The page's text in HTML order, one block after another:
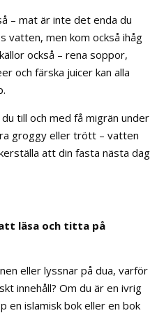
– mat är inte det enda du
vatten, men kom också ihåg
också – rena soppor,
och färska juicer kan alla
till och med få migrän under
groggy eller trött – vatten
att din fasta nästa dag
läsa och titta på
eller lyssnar på dua, varför
innehåll? Om du är en ivrig
en islamisk bok eller en bok